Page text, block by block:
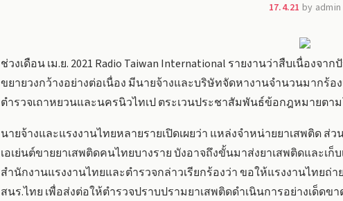
17.4.21 by admin
ช่วงเดือน เม.ย. 2021 Radio Taiwan International รายงานว่าสืบเนื่อง
ขยายวงกว้างอย่างต่อเนื่อง มีนายจ้างและบริษัทจัดหางานจำนวนมากร้อ
ตำรวจเถาหยวนและนครนิวไทเป ตระเวนประชาสัมพันธ์ข้อกฎหมายตา
นายจ้างและแรงงานไทยหลายรายเปิดเผยว่า แหล่งจำหน่ายยาเสพติด
เอเย่นต์ขายยาเสพติดคนไทยบางราย บังอาจถึงขั้นมาส่งยาเสพติดและเก็
สำนักงานแรงงานไทยและตำรวจกล่าวเรียกร้องว่า ขอให้แรงงานไทย
สนร.ไทย เพื่อส่งต่อให้ตำรวจปราบปรามยาเสพติดดำเนินการอย่างเด็ดขา